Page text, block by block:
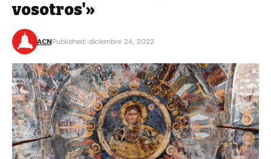
vosotros'»
ACNPublished: diciembre 24, 2022